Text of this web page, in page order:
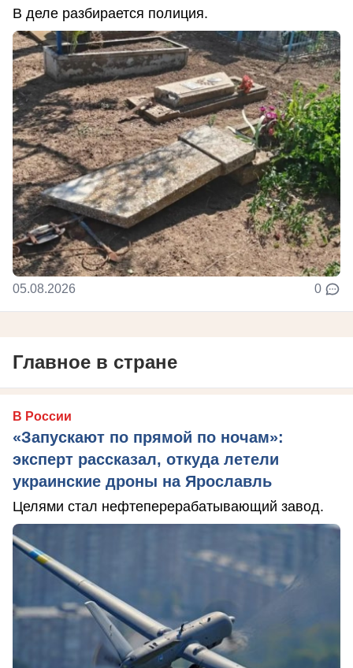
В деле разбирается полиция.
05.08.2026 0
Главное в стране
В России
«Запускают по прямой по ночам»:
эксперт рассказал, откуда летели
украинские дроны на Ярославль
Целями стал нефтеперерабатывающий завод.